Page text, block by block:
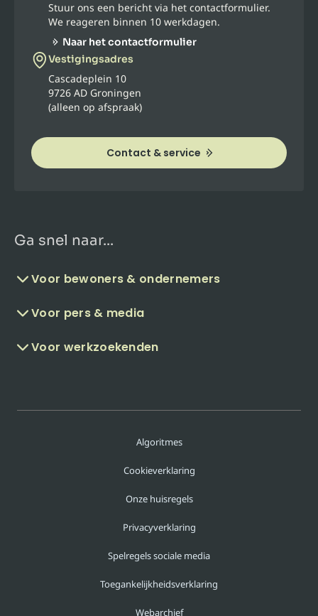
Stuur ons een bericht via het contactformulier.
We reageren binnen 10 werkdagen.
Naar het contactformulier
Vestigingsadres
Cascadeplein 10
9726 AD Groningen
(alleen op afspraak)
Contact & service
Ga snel naar...
Voor bewoners & ondernemers
Voor pers & media
Voor werkzoekenden
Algoritmes
Cookieverklaring
Onze huisregels
Privacyverklaring
Spelregels sociale media
Toegankelijkheidsverklaring
Webarchief